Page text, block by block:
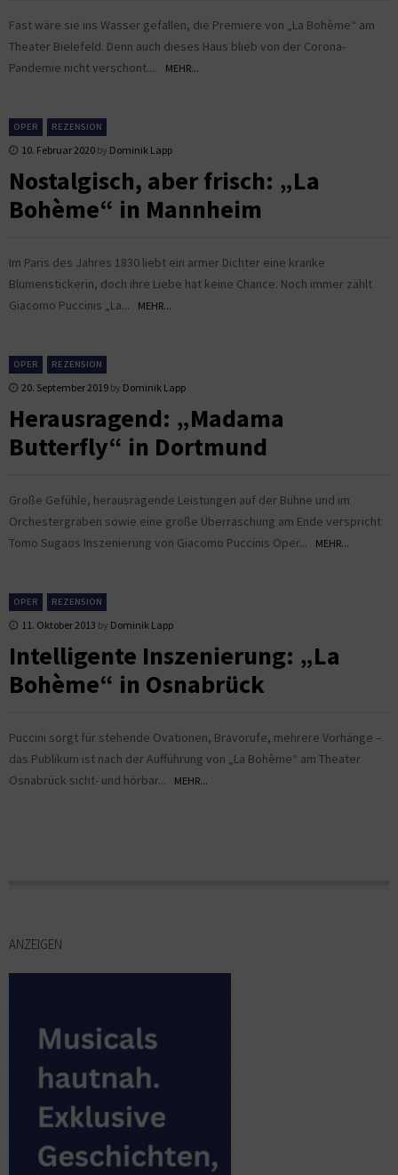
Fast wäre sie ins Wasser gefallen, die Premiere von „La Bohème“ am
Theater Bielefeld. Denn auch dieses Haus blieb von der Corona-
Pandemie nicht verschont....
MEHR...
OPER REZENSION
10. Februar 2020 by Dominik Lapp
Nostalgisch, aber frisch: „La
Bohème“ in Mannheim
Im Paris des Jahres 1830 liebt ein armer Dichter eine kranke
Blumenstickerin, doch ihre Liebe hat keine Chance. Noch immer zählt
Giacomo Puccinis „La...
MEHR...
OPER REZENSION
20. September 2019 by Dominik Lapp
Herausragend: „Madama
Butterfly“ in Dortmund
Große Gefühle, herausragende Leistungen auf der Bühne und im
Orchestergraben sowie eine große Überraschung am Ende verspricht
Tomo Sugaos Inszenierung von Giacomo Puccinis Oper...
MEHR...
OPER REZENSION
11. Oktober 2013 by Dominik Lapp
Intelligente Inszenierung: „La
Bohème“ in Osnabrück
Puccini sorgt für stehende Ovationen, Bravorufe, mehrere Vorhänge –
das Publikum ist nach der Aufführung von „La Bohème“ am Theater
Osnabrück sicht- und hörbar...
MEHR...
ANZEIGEN